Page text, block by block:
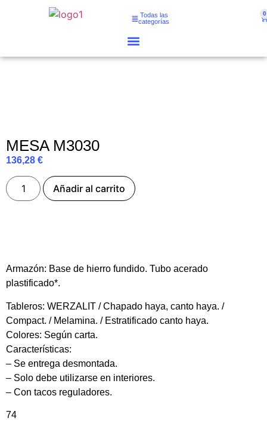
Todas las
categorías
0
MESA M3030
136,28 €
Añadir al carrito
Armazón: Base de hierro fundido. Tubo acerado
plastificado*.
Tableros: WERZALIT / Chapado haya, canto haya. /
Compact. / Melamina. / Estratificado canto haya.
Colores: Según carta.
Características:
– Se entrega desmontada.
– Solo debe utilizarse en interiores.
– Con tacos reguladores.
74